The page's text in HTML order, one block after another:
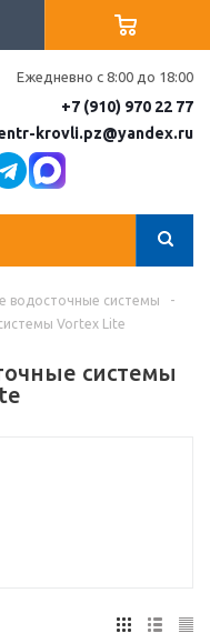
Ежедневно с 8:00 до 18:00
+7 (910) 970 22 77
krovli.pz@yandex.ru
водосточные системы
-
Vortex Lite
системы